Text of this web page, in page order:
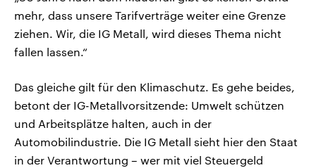
mehr, dass unsere Tarifverträge weiter eine Grenze
ziehen. Wir, die IG Metall, wird dieses Thema nicht
fallen lassen.“
Das gleiche gilt für den Klimaschutz. Es gehe beides,
betont der IG-Metallvorsitzende: Umwelt schützen
und Arbeitsplätze halten, auch in der
Automobilindustrie. Die IG Metall sieht hier den Staat
in der Verantwortung – wer mit viel Steuergeld